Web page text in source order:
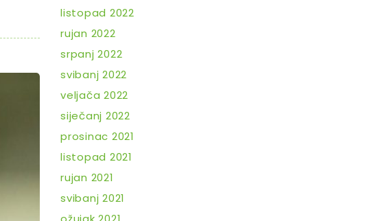
listopad 2022
rujan 2022
srpanj 2022
svibanj 2022
veljača 2022
siječanj 2022
prosinac 2021
listopad 2021
rujan 2021
svibanj 2021